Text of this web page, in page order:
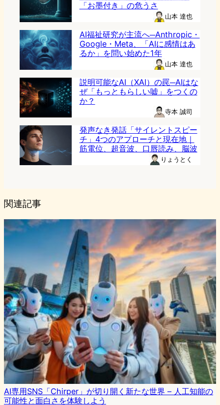
「お墨付き」の危うさ
山本 達也
AI福祉研究が主流へ─Anthropic・
Google・Meta、「AIに感情はあ
るか」を問い始めた1年
山本 達也
説明可能なAI（XAI）の罠─AIはな
ぜ「もっともらしい嘘」をつくの
か？
寺本 誠司
発声なき発話「サイレントスピー
チ」4つのアプローチと現在地｜
筋電位、超音波、口唇読み、脳波
りょうとく
関連記事
AI専用SNS「Chirper」が切り開く新たな世界 – 人工知能の
可能性と面白さを体験しよう